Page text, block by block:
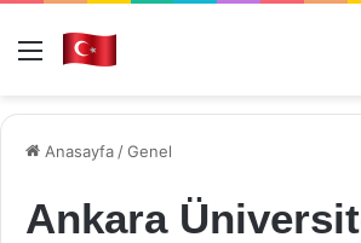
Menü
Anasayfa /Genel
Ankara